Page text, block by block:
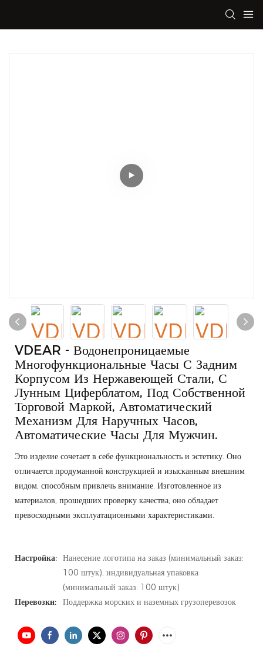
VDEAR - Водонепроницаемые
Многофункциональные Часы С Задним
Корпусом Из Нержавеющей Стали, С
Лунным Циферблатом, Под Собственной
Торговой Маркой, Автоматический
Механизм Для Наручных Часов,
Автоматические Часы Для Мужчин.
Это изделие сочетает в себе функциональность и эстетику. Оно
отличается продуманной конструкцией и изысканным внешним
видом, способным привлечь внимание. Изготовленное из
материалов, прошедших проверку качества, оно обладает
превосходными эксплуатационными характеристиками.
Настройка: Нанесение логотипа на заказ (минимальный заказ:
100 штук), индивидуальная упаковка
(минимальный заказ: 100 штук)
Перевозки:
Поддержка морских и наземных грузоперевозок